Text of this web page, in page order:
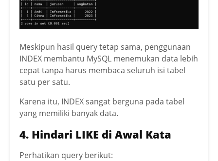
Meskipun hasil query tetap sama, penggunaan
INDEX membantu MySQL menemukan data lebih
cepat tanpa harus membaca seluruh isi tabel
satu per satu.
Karena itu, INDEX sangat berguna pada tabel
yang memiliki banyak data.
4. Hindari LIKE di Awal Kata
Perhatikan query berikut: